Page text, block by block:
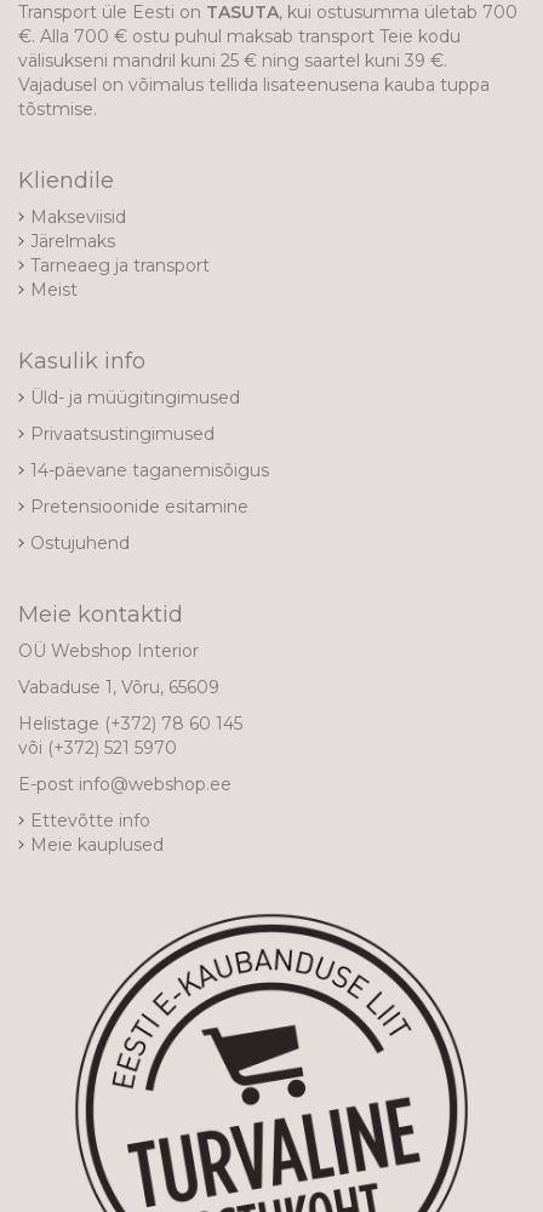
Transport üle Eesti on TASUTA, kui ostusumma ületab 700
€. Alla 700 € ostu puhul maksab transport Teie kodu
välisukseni mandril kuni 25 € ning saartel kuni 39 €.
Vajadusel on võimalus tellida lisateenusena kauba tuppa
tõstmise.
Kliendile
Makseviisid
Järelmaks
Tarneaeg ja transport
Meist
Kasulik info
Üld- ja müügitingimused
Privaatsustingimused
14-päevane taganemisõigus
Pretensioonide esitamine
Ostujuhend
Meie kontaktid
OÜ Webshop Interior
Vabaduse 1, Võru, 65609
Helistage (+372) 78 60 145
või (+372) 521 5970
E-post info@webshop.ee
Ettevõtte info
Meie kauplused